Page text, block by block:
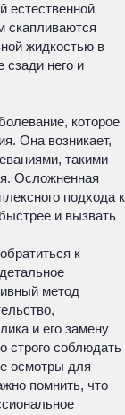
естественной
скапливаются
жидкостью в
сзади него и
которое
Она возникает,
такими
Осложненная
подхода к
и вызвать
к
метод
и его замену
строго соблюдать
осмотры для
помнить, что